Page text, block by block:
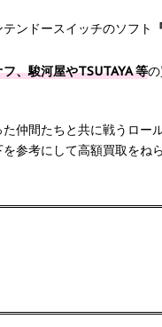
ンドースイッチのソフト
、駿河屋やTSUTAYA 等
仲間たちと共に戦うロー
参考にして高額買取をね